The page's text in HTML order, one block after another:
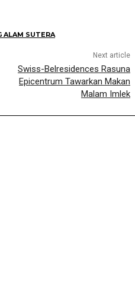
ALAM SUTERA
Next article
Swiss-Belresidences Rasuna
Epicentrum Tawarkan Makan
Malam Imlek